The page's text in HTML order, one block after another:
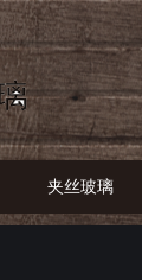
夹丝玻璃